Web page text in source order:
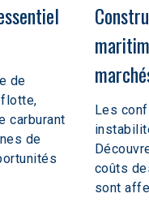
de
carburant
de
Les
coûts
sont